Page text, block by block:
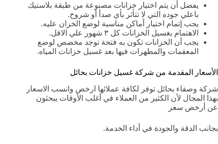
يفضل أن يتم اختيار خزانات مصنوعة من طبقة بلاستيك
باعلي جوده التي لا تتأثر بأي صدأ أو شروخ.
يجب إتمام اختيار أماكن مناسبة لوضع الخزان عليه.
الاهتمام بغسيل الخزانات كل ٣ شهور علي الاقل.
يجب أن الخزانات تكون به فتحة توجد مخصص لوضع
المعقمات والمطهرات فيها بعد غسيل خزانات المياه.
الأسعار المقدمة من شركة غسيل خزانات بحائل
شركة وصفاء بحائل توفر لكافة عملائها ارخص وانسب الاسعار
بهذا المجال لأن الكثير من العملاء في أغلب الأوقات يبحثون
عن أرخص سعر
بجانب الدقة والجودة في أداء الخدمة.